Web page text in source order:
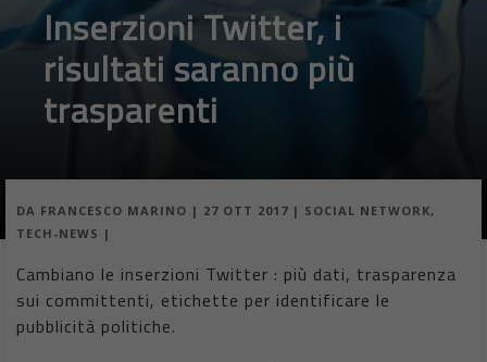
Inserzioni Twitter, i
risultati saranno più
trasparenti
DA FRANCESCO MARINO | 27 OTT 2017 | SOCIAL NETWORK,
TECH-NEWS |
Cambiano le inserzioni Twitter : più dati, trasparenza
sui committenti, etichette per identificare le
pubblicità politiche.